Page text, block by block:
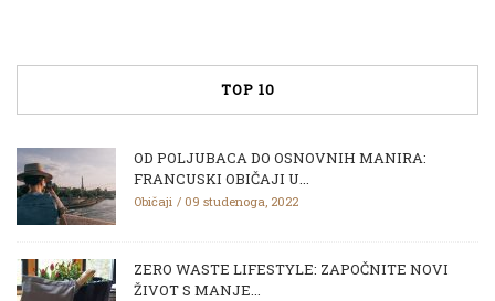
TOP 10
OD POLJUBACA DO OSNOVNIH MANIRA:
FRANCUSKI OBIČAJI U...
Običaji 09 studenoga, 2022
ZERO WASTE LIFESTYLE: ZAPOČNITE NOVI
ŽIVOT S MANJE...